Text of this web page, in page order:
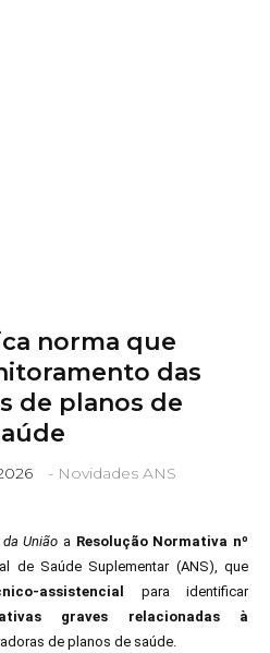
norma que
das
de planos de
- Novidades ANS
União a Resolução Normativa nº
de Saúde Suplementar (ANS), que
assistencial para identificar
graves relacionadas à
de planos de saúde.